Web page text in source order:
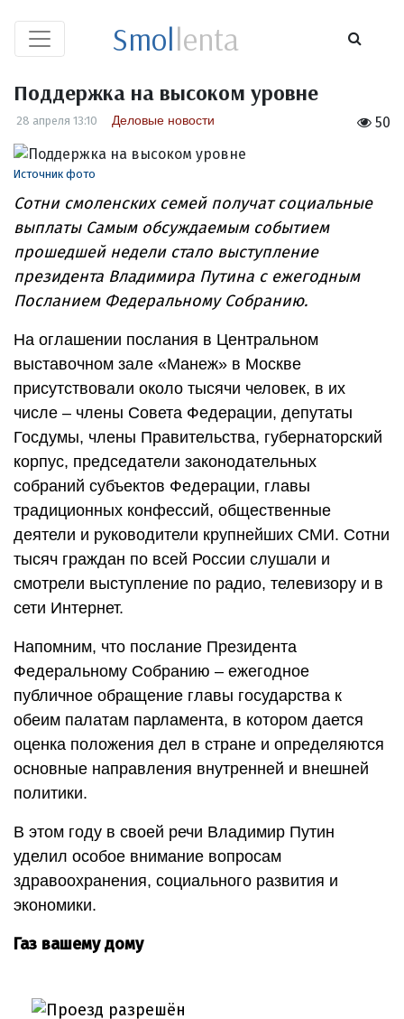
Smollenta
Поддержка на высоком уровне
50
28 апреля 13:10 Деловые новости
Источник фото
Сотни смоленских семей получат социальные
выплаты Самым обсуждаемым событием
прошедшей недели стало выступление
президента Владимира Путина с ежегодным
Посланием Федеральному Собранию.
На оглашении послания в Центральном
выставочном зале «Манеж» в Москве
присутствовали около тысячи человек, в их
числе – члены Совета Федерации, депутаты
Госдумы, члены Правительства, губернаторский
корпус, председатели законодательных
собраний субъектов Федерации, главы
традиционных конфессий, общественные
деятели и руководители крупнейших СМИ. Сотни
тысяч граждан по всей России слушали и
смотрели выступление по радио, телевизору и в
сети Интернет.
Напомним, что послание Президента
Федеральному Собранию – ежегодное
публичное обращение главы государства к
обеим палатам парламента, в котором дается
оценка положения дел в стране и определяются
основные направления внутренней и внешней
политики.
В этом году в своей речи Владимир Путин
уделил особое внимание вопросам
здравоохранения, социального развития и
экономики.
Газ вашему дому